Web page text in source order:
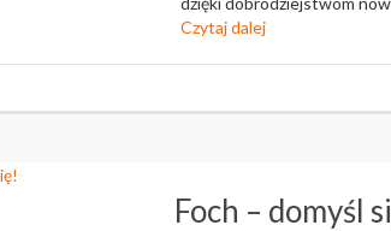
Czytaj dalej
Foch – domyśl